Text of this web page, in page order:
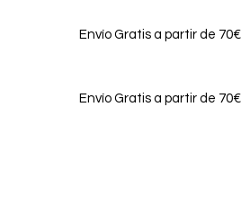
Envío Gratis a partir de 70€
Envío Gratis a partir de 70€